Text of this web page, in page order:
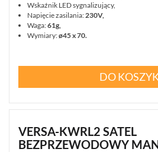
Wskaźnik LED sygnalizujący,
Napięcie zasilania:230V,
Waga:61g,
Wymiary:ø45 x 70.
DO
VERSA-KWRL2 SATEL
BEZPRZEWODOWY